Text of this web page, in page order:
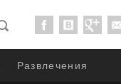
Развлечения